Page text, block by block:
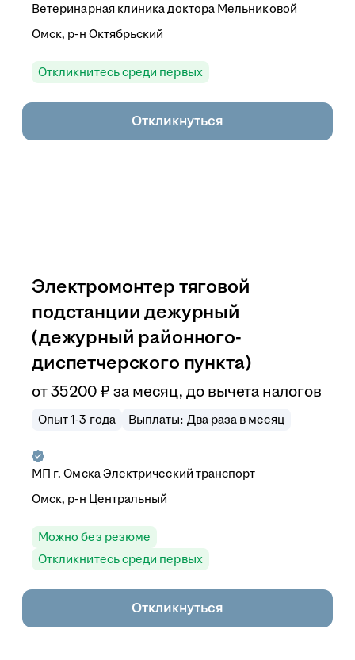
Ветеринарная клиника доктора Мельниковой
Омск, р-н Октябрьский
Откликнитесь среди первых
Откликнуться
Электромонтер тяговой
подстанции дежурный
(дежурный районного-
диспетчерского пункта)
от35 200 ₽ за месяц,до вычета налогов
Опыт 1-3 года Выплаты: Два раза в месяц
МП г. Омска Электрический транспорт
Омск, р-н Центральный
Можно без резюме
Откликнитесь среди первых
Откликнуться